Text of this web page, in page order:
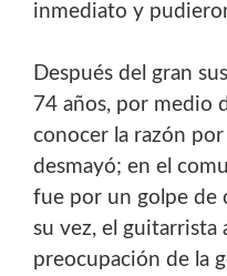
inmediato y
Después del gran
74 años, por medio
conocer la razón por
desmayó; en el
fue por un golpe de
su vez, el guitarrista
preocupación de la